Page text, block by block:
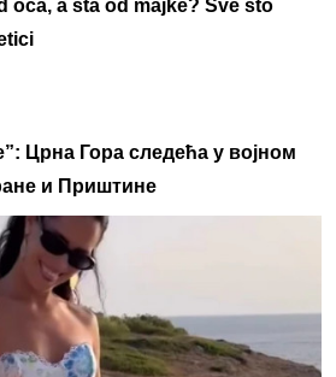
oca, a šta od majke? Sve što
Црна Гора следећа у војном
и Приштине